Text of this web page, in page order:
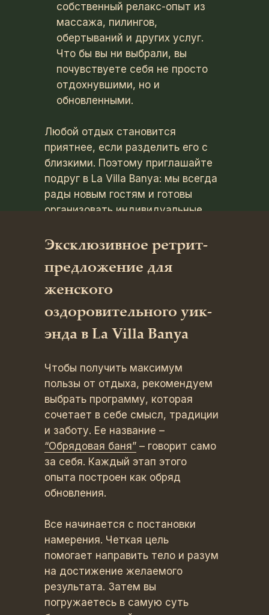
собственный релакс-опыт из
массажа, пилингов,
обертываний и других услуг.
Что бы вы ни выбрали, вы
почувствуете себя не просто
отдохнувшими, но и
обновленными.
Любой отдых становится
приятнее, если разделить его с
близкими. Поэтому приглашайте
подруг в La Villa Banya: мы всегда
рады новым гостям и готовы
организовать индивидуальные
Эксклюзивное ретрит-
предложение для
женского
оздоровительного уик-
энда в La Villa Banya
Чтобы получить максимум
пользы от отдыха, рекомендуем
выбрать программу, которая
сочетает в себе смысл, традиции
и заботу. Ее название –
“Обрядовая баня” – говорит само
за себя. Каждый этап этого
опыта построен как обряд
обновления.
Все начинается с постановки
намерения. Четкая цель
помогает направить тело и разум
на достижение желаемого
результата. Затем вы
погружаетесь в самую суть